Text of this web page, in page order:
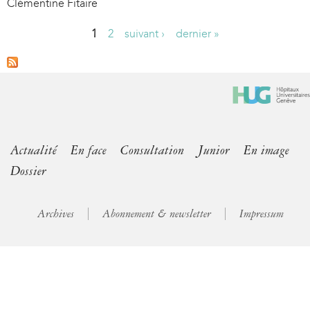
Clémentine Fitaire
P
s
1 2 suivant › dernier »
Actualité En face Consultation Junior
En image
Dossier
Archives Abonnement & newsletter Impressum